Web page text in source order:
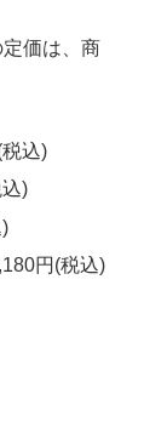
価は、商
込)
)
円(税込)